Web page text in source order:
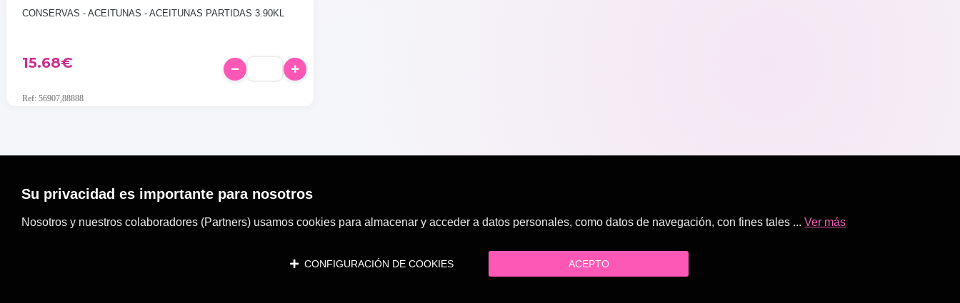
CONSERVAS - ACEITUNAS - ACEITUNAS PARTIDAS 3.90KL
15.68€
Ref: 56907,88888
Su privacidad es importante para nosotros
Nosotros y nuestros colaboradores (Partners) usamos cookies para almacenar y acceder a datos personales, como datos de navegación, con fines tales ... Ver más
CONFIGURACIÓN DE COOKIES ACEPTO